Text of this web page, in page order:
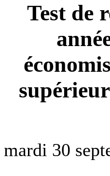
Test de
mardi 30